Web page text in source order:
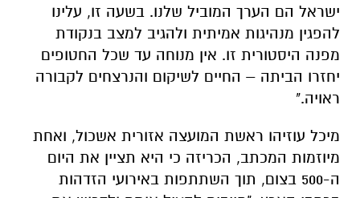
ישראל הם הערך המוביל שלנו. בשעה זו, עלינו
להפגין מנהיגות אמיתית ולהגיב למצב בנקודת
מפנה היסטורית זו. אין מנוחה עד שכל החטופים
יחזרו הביתה – החיים לשיקום והנרצחים לקבורה
ראויה."
מיכל עוזיהו ראשת המועצה אזורית אשכול, ואחת
מיוזמות המכתב, הכריזה כי היא תציין את היום
ה-500 בצום, תוך השתתפות באירועי הזדהות